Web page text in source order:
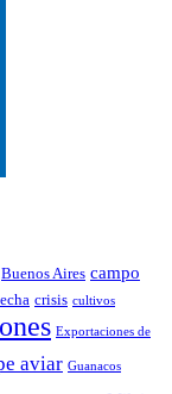
Buenos Aires campo
crisis cultivos
Exportaciones de
aviar Guanacos